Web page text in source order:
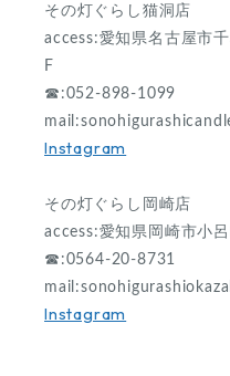
その灯ぐらし猫洞店
access:愛知県名古屋市
F
☎︎:052-898-1099
mail:
Instagram
その灯ぐらし岡崎店
access:愛知県岡崎市小
☎︎:0564-20-8731
mail:
Instagram